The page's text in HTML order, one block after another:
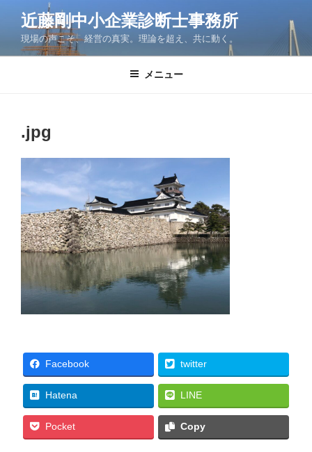
ン
近藤剛中小企業診断士事務所
現場の声こそ、経営の真実。理論を超え、共に動く。
メニュー
.jpg
Facebook twitter
Hatena LINE
Pocket Copy